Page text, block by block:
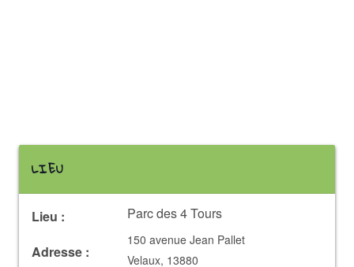
LIEU
Lieu : Parc des 4 Tours
Adresse :
150 avenue Jean Pallet
Velaux, 13880